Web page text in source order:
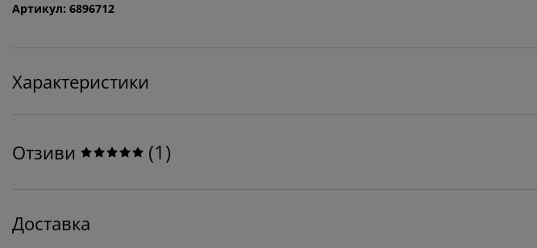
Артикул: 6896712
Характеристики
Отзиви (1)
Доставка